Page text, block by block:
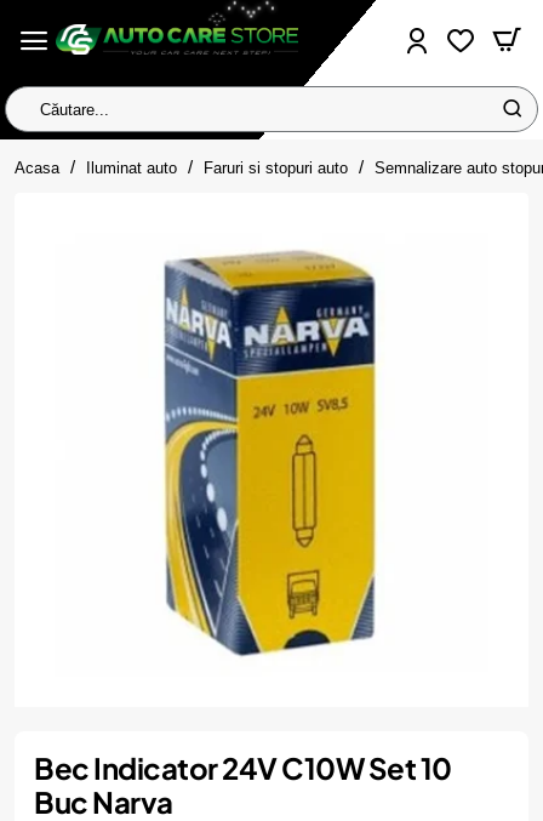
Căutare...
Acasa homeIluminat auto Faruri si stopuri auto Semnalizare auto
Bec Indicator 24V C10W Set 10
Buc Narva